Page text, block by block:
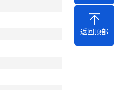
返回顶部